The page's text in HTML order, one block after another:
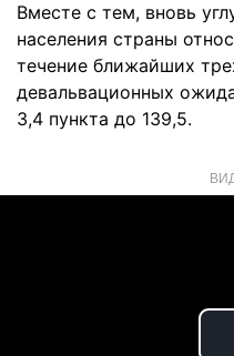
Вместе с тем, вновь
населения страны
течение ближайших
девальвационных
3,4 пункта до 139,5.